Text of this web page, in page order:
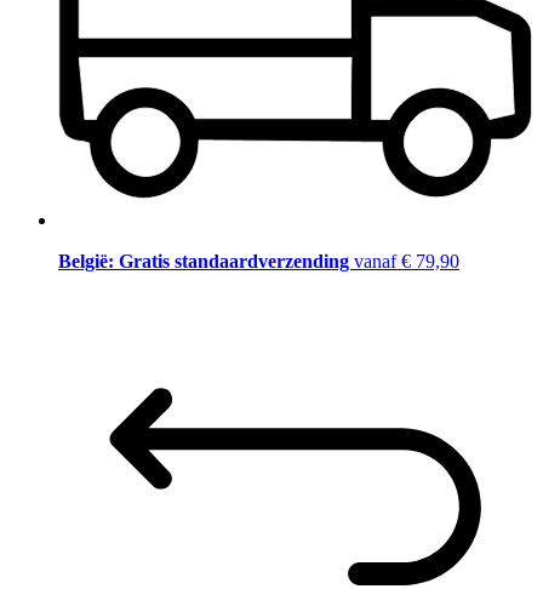
België: Gratis standaardverzending vanaf € 79,90